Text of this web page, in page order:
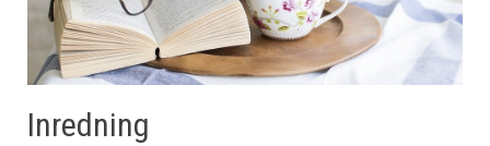
Inredning